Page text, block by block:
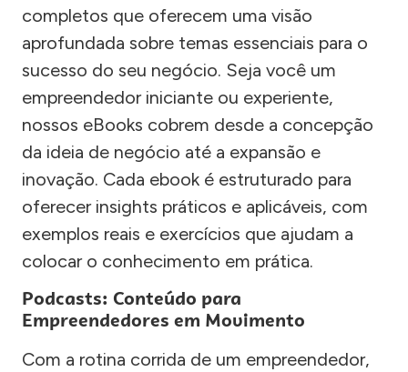
completos que oferecem uma visão
aprofundada sobre temas essenciais para o
sucesso do seu negócio. Seja você um
empreendedor iniciante ou experiente,
nossos eBooks cobrem desde a concepção
da ideia de negócio até a expansão e
inovação. Cada ebook é estruturado para
oferecer insights práticos e aplicáveis, com
exemplos reais e exercícios que ajudam a
colocar o conhecimento em prática.
Podcasts: Conteúdo para
Empreendedores em Movimento
Com a rotina corrida de um empreendedor,